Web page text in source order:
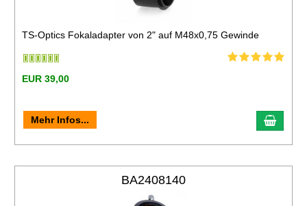
TS-Optics Fokaladapter von 2" auf M48x0,75 Gewinde
EUR 39,00
Mehr Infos...
BA2408140